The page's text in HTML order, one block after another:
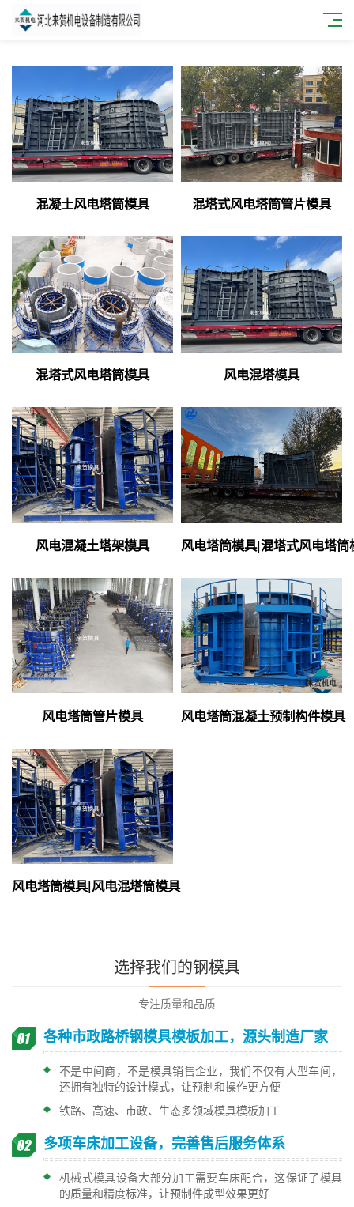
混凝土风电塔筒模具 混塔式风电塔筒管片模具
混塔式风电塔筒模具 风电混塔模具
风电混凝土塔架模具 风电塔筒模具|混塔式风电塔筒
风电塔筒管片模具 风电塔筒混凝土预制构件模具
风电塔筒模具|风电混塔筒模具
选择我们的钢模具
专注质量和品质
各种市政路桥钢模具模板加工，源头制造厂家
不是中间商，不是模具销售企业，我们不仅有大型车间，
还拥有独特的设计模式，让预制和操作更方便
铁路、高速、市政、生态多领域模具模板加工
多项车床加工设备，完善售后服务体系
机械式模具设备大部分加工需要车床配合，这保证了模具
的质量和精度标准，让预制件成型效果更好